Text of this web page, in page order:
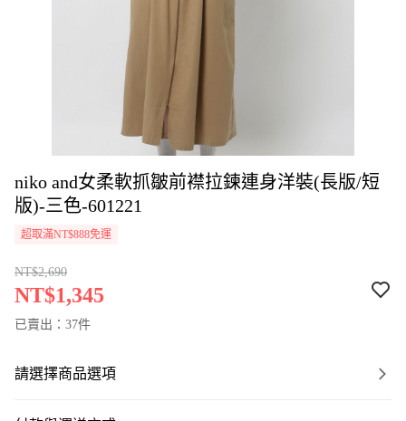
niko and女柔軟抓皺前襟拉鍊連身洋裝(長版/短
版)-三色-601221
超取滿NT$888免運
NT$2,690
NT$1,345
已賣出：37件
請選擇商品選項